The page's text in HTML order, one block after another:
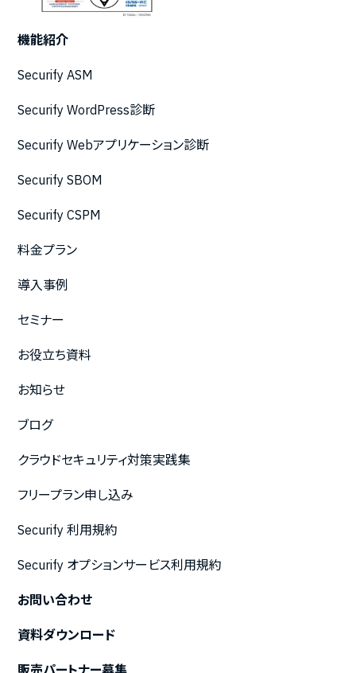
機能紹介
Securify ASM
Securify WordPress診断
Securify Webアプリケーション診断
Securify SBOM
Securify CSPM
料金プラン
導入事例
セミナー
お役立ち資料
お知らせ
ブログ
クラウドセキュリティ対策実践集
フリープラン申し込み
Securify 利用規約
Securify オプションサービス利用規約
お問い合わせ
資料ダウンロード